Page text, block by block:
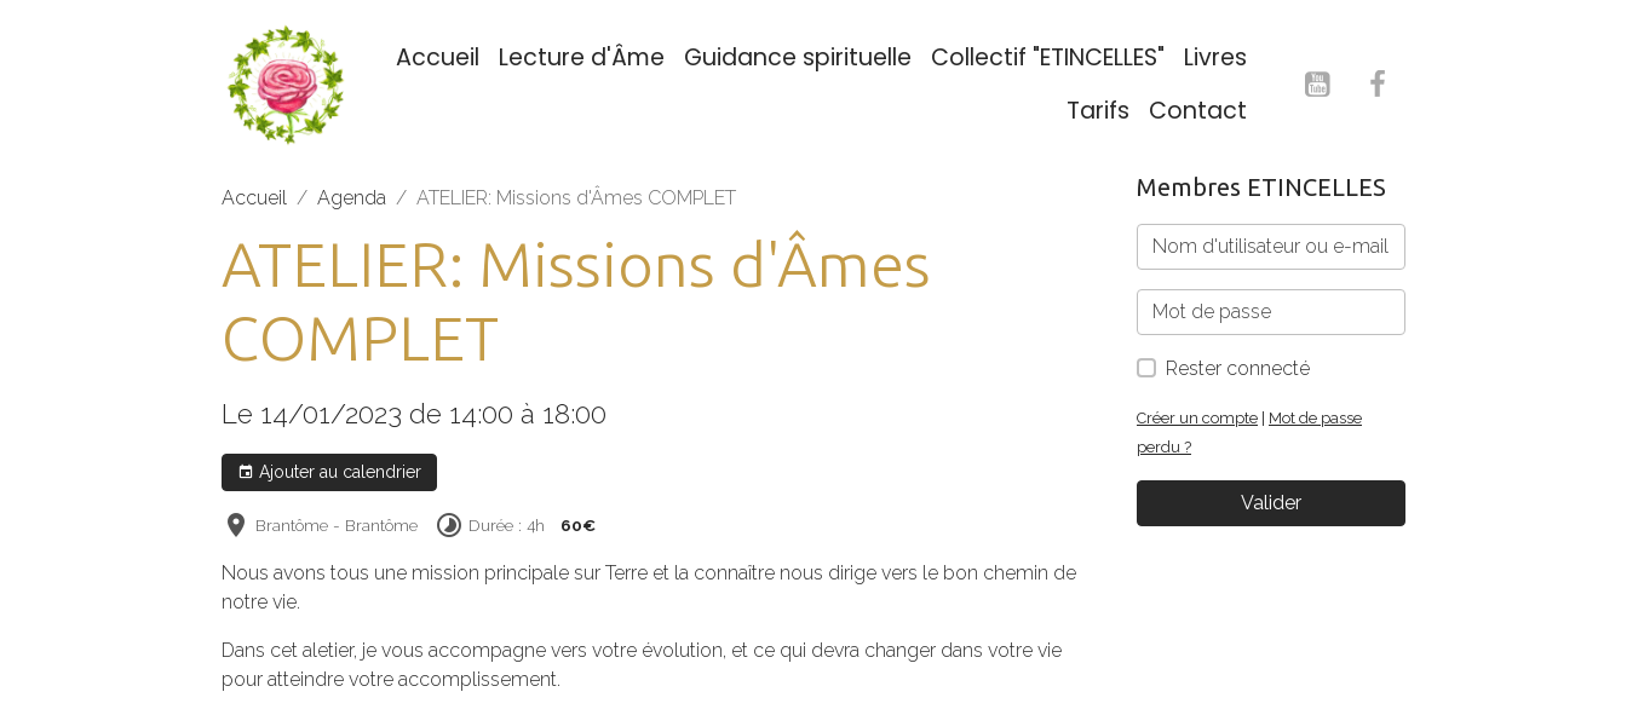
Accueil Lecture d'Âme Guidance spirituelle Collectif "ETINCELLES"
Livres
Tarifs
Contact
Accueil Agenda ATELIER: Missions d'Âmes COMPLET
ATELIER: Missions d'Âmes
COMPLET
Le 14/01/2023 de 14:00 à 18:00
Ajouter au calendrier
Brantôme - Brantôme Durée : 4h 60€
Nous avons tous une mission principale sur Terre et la connaître nous dirige vers le bon chemin de
notre vie.
Dans cet aletier, je vous accompagne vers votre évolution, et ce qui devra changer dans votre vie
pour atteindre votre accomplissement.
Membres ETINCELLES
Rester connecté
Créer un compte
Mot de passe
perdu ?
Valider